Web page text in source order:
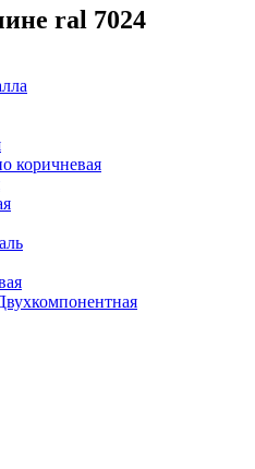
ral 7024
коричневая